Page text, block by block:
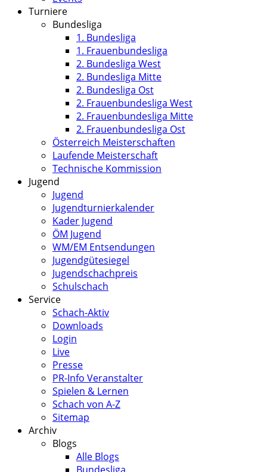
Turniere
Bundesliga
1. Bundesliga
1. Frauenbundesliga
2. Bundesliga West
2. Bundesliga Mitte
2. Bundesliga Ost
2. Frauenbundesliga West
2. Frauenbundesliga Mitte
2. Frauenbundesliga Ost
Österreich Meisterschaften
Laufende Meisterschaft
Technische Kommission
Jugend
Jugend
Jugendturnierkalender
Kader Jugend
ÖM Jugend
WM/EM Entsendungen
Jugendgütesiegel
Jugendschachpreis
Schulschach
Service
Schach-Aktiv
Downloads
Login
Live
Presse
PR-Info Veranstalter
Spielen & Lernen
Schach von A-Z
Sitemap
Archiv
Blogs
Alle Blogs